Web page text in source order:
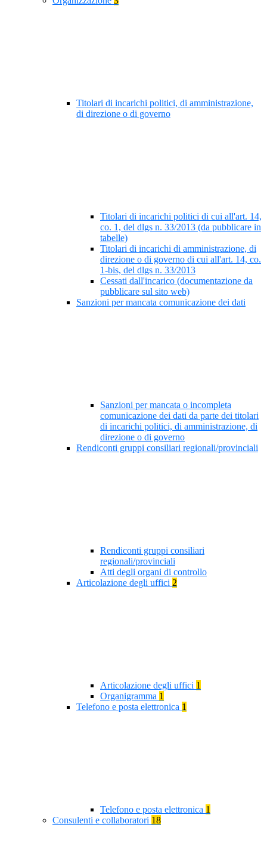
Titolari di incarichi politici, di amministrazione,
di direzione o di governo
Titolari di incarichi politici di cui all'art. 14,
co. 1, del dlgs n. 33/2013 (da pubblicare in
tabelle)
Titolari di incarichi di amministrazione, di
direzione o di governo di cui all'art. 14, co.
1-bis, del dlgs n. 33/2013
Cessati dall'incarico (documentazione da
pubblicare sul sito web)
Sanzioni per mancata comunicazione dei dati
Sanzioni per mancata o incompleta
comunicazione dei dati da parte dei titolari
di incarichi politici, di amministrazione, di
direzione o di governo
Rendiconti gruppi consiliari regionali/provinciali
Rendiconti gruppi consiliari
regionali/provinciali
Atti degli organi di controllo
Articolazione degli uffici 2
Articolazione degli uffici 1
Organigramma 1
Telefono e posta elettronica 1
Telefono e posta elettronica 1
Consulenti e collaboratori 18